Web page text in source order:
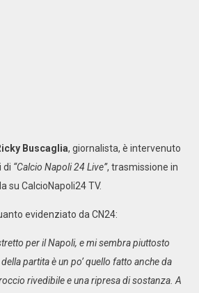
Buscaglia, giornalista, è intervenuto
di “Calcio Napoli 24 Live”, trasmissione in
su CalcioNapoli24 TV.
evidenziato da CN24:
per il Napoli, e mi sembra piuttosto
partita è un po’ quello fatto anche da
rivedibile e una ripresa di sostanza. A